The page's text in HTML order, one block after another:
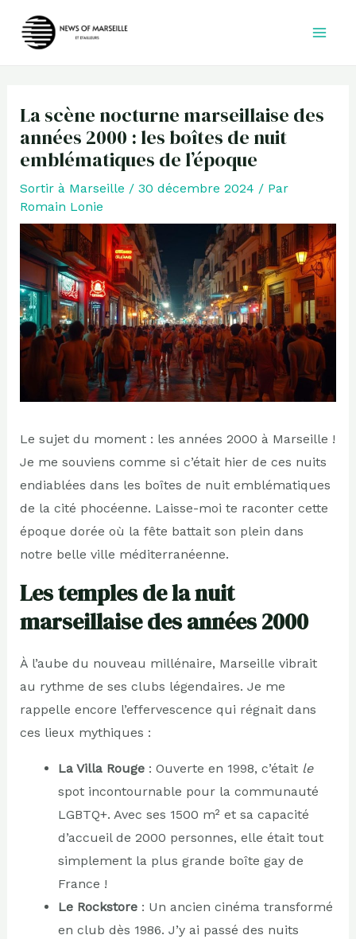
La scène nocturne marseillaise des
années 2000 : les boîtes de nuit
emblématiques de l’époque
Sortir à Marseille / 30 décembre 2024 / Par
Romain Lonie
Le sujet du moment : les années 2000 à Marseille !
Je me souviens comme si c’était hier de ces nuits
endiablées dans les boîtes de nuit emblématiques
de la cité phocéenne. Laisse-moi te raconter cette
époque dorée où la fête battait son plein dans
notre belle ville méditerranéenne.
Les temples de la nuit
marseillaise des années 2000
À l’aube du nouveau millénaire, Marseille vibrait
au rythme de ses clubs légendaires. Je me
rappelle encore l’effervescence qui régnait dans
ces lieux mythiques :
La Villa Rouge: Ouverte en 1998, c’était le
spot incontournable pour la communauté
LGBTQ+. Avec ses 1500 m² et sa capacité
d’accueil de 2000 personnes, elle était tout
simplement la plus grande boîte gay de
France !
Le Rockstore: Un ancien cinéma transformé
en club dès 1986. J’y ai passé des nuits